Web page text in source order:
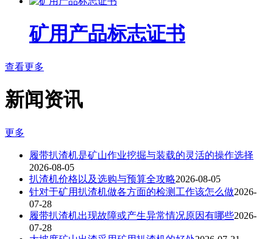
矿用产品标志证书
查看更多
新闻资讯
更多
履带扒渣机是矿山作业挖掘与装载的灵活的操作选择
2026-08-05
扒渣机价格以及选购与预算全攻略2026-08-05
针对于矿用扒渣机做各方面的检测工作该怎么做2026-
07-28
履带扒渣机出现故障或产生异常情况原因有哪些2026-
07-28